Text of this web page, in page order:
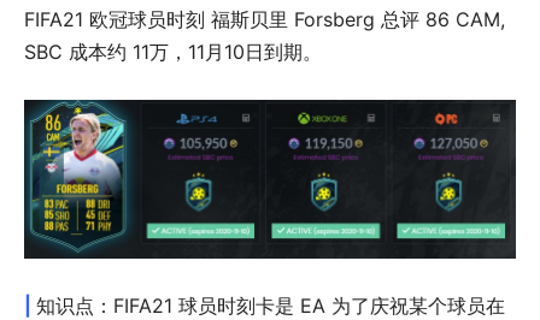
FIFA21 欧冠球员时刻 福斯贝里 Forsberg 总评 86 CAM,
SBC 成本约 11万，11月10日到期。
知识点：FIFA21 球员时刻卡是 EA 为了庆祝某个球员在